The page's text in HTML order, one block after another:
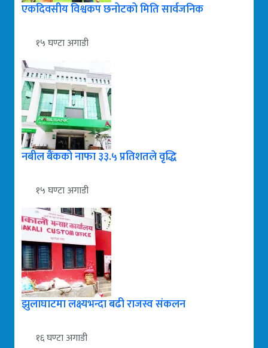
एकदिवसीय विश्वकप छनोटको मिति सार्वजनिक
१५ घण्टा अगाडी
नबील बैंकको नाफा ३३.५ प्रतिशतले वृद्धि
१५ घण्टा अगाडी
झुलाघाटमा लक्ष्यभन्दा बढी राजस्व संकलन
१६ घण्टा अगाडी